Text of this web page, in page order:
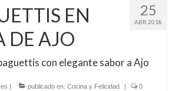
25
ABR 2018
EN
DE AJO
con elegante sabor a Ajo
| publicado en: Cocina y Felicidad | 0